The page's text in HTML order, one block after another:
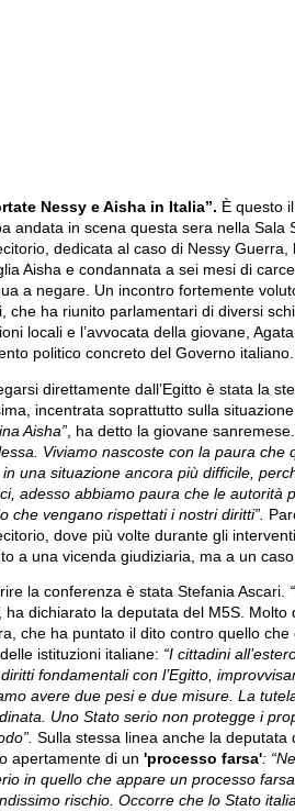
Nessy e Aisha in Italia”. È questo
andata in scena questa sera nella Sala
dedicata al caso di Nessy
Aisha e condannata a sei mesi di
a negare. Un incontro fortemente
che ha riunito parlamentari di diversi
locali e l’avvocata della giovane,
politico concreto del Governo italiano.
direttamente dall’Egitto è stata la
incentrata soprattutto sulla
Aisha” , ha detto la giovane sanremese.
Viviamo nascoste con la paura che
una situazione ancora più difficile,
adesso abbiamo paura che le autorità
che vengano rispettati i nostri diritti”.
dove più volte durante gli
a una vicenda giudiziaria, ma a un
la conferenza è stata Stefania Ascari.
, ha dichiarato la deputata del M5S. Molto
che ha puntato il dito contro quello
istituzioni italiane: “I cittadini
fondamentali con l’Egitto,
avere due pesi e due misure. La
Uno Stato serio non protegge i
Sulla stessa linea anche la
apertamente di un 'processo farsa':
in quello che appare un processo
rischio. Occorre che lo Stato